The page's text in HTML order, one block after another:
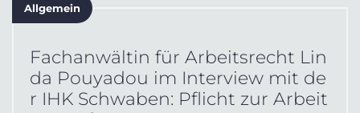
Allgemein
Fachanwältin für Arbeitsrecht Lin
da Pouyadou im Interview mit de
r IHK Schwaben: Pflicht zur Arbeit